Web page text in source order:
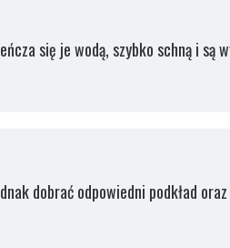
się je wodą, szybko schną i są
dobrać odpowiedni podkład